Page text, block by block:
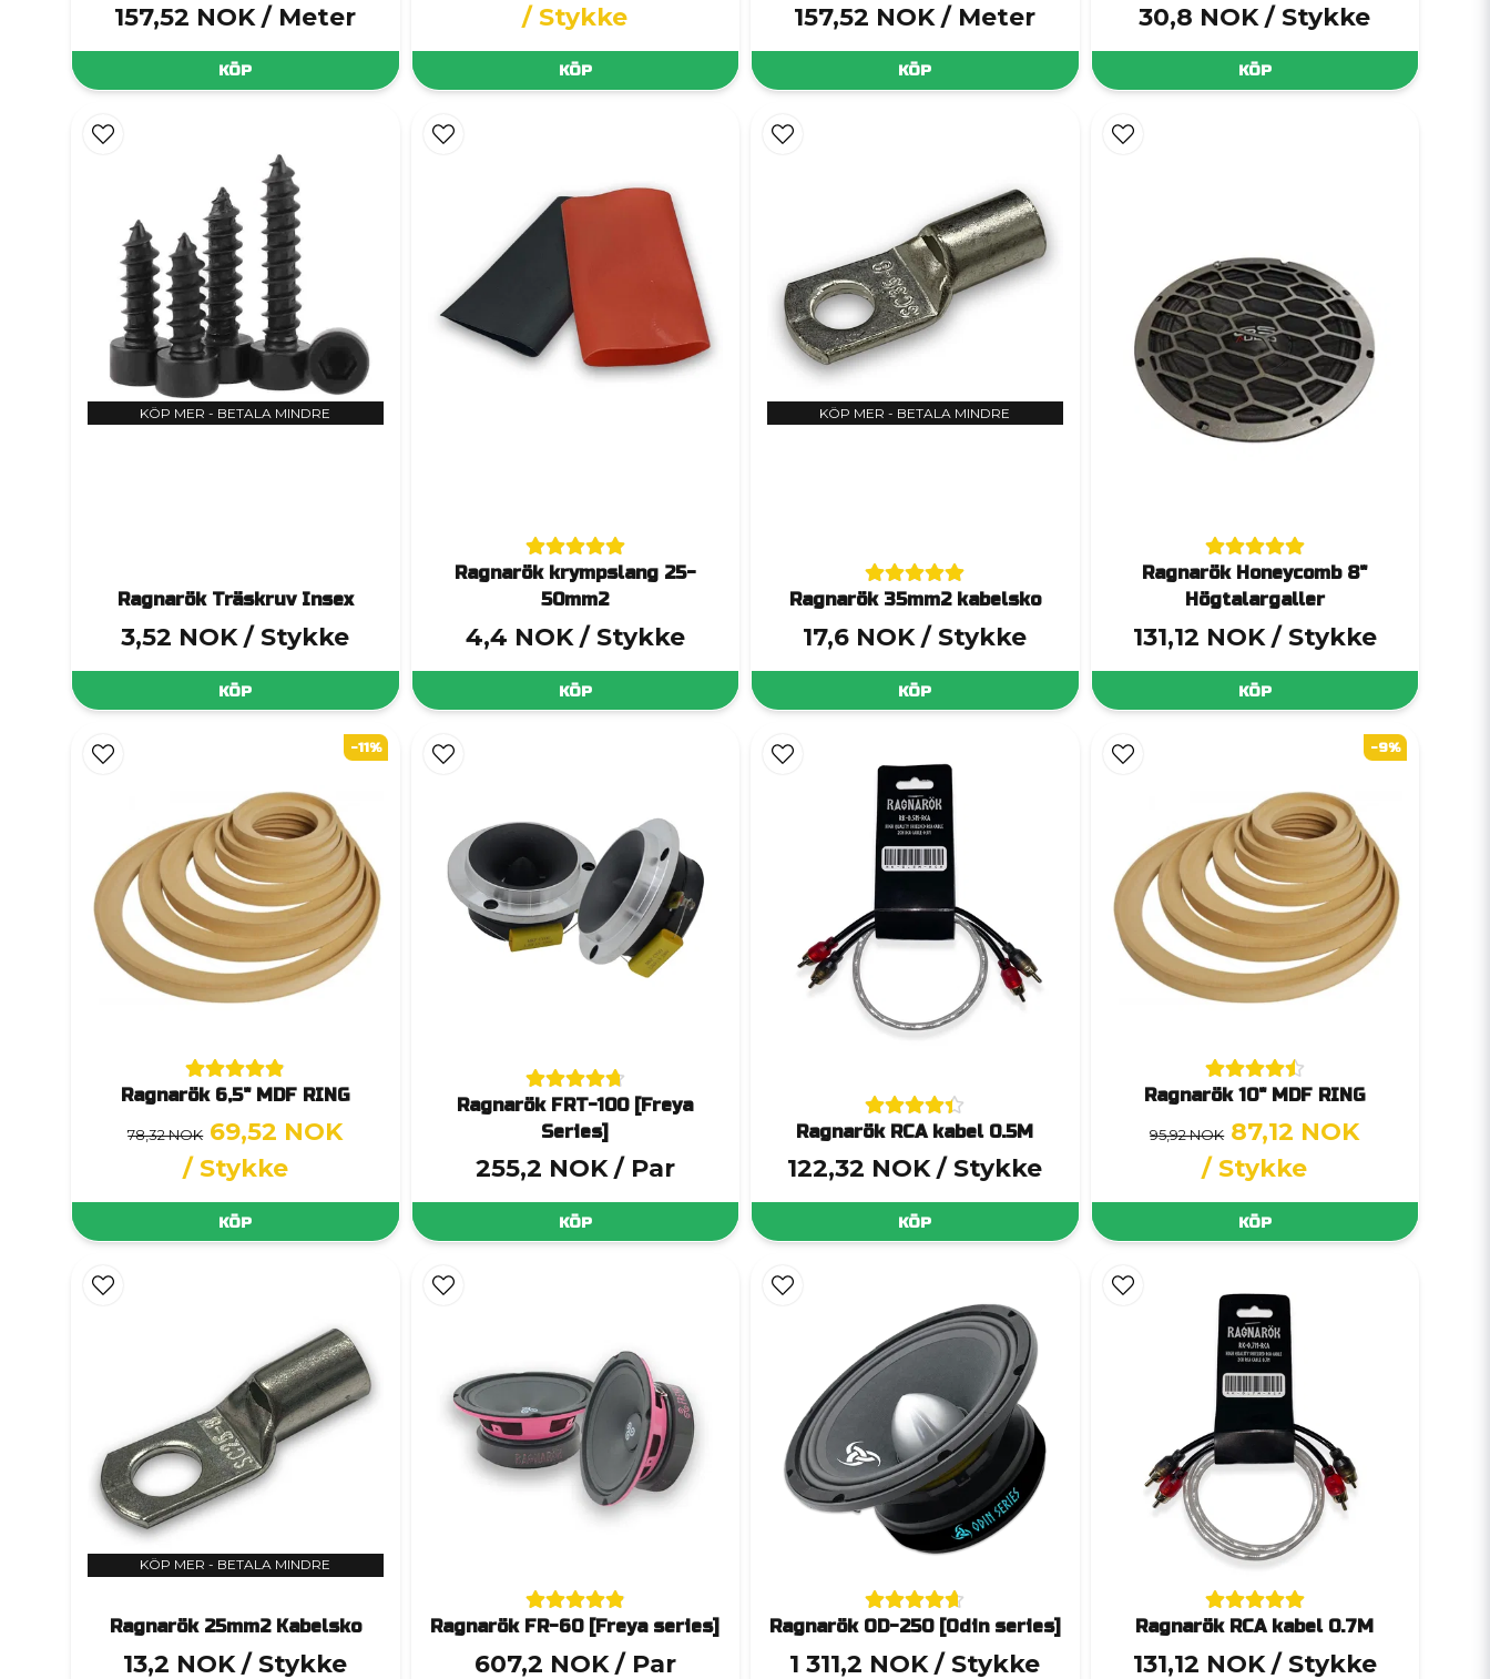
157,52 NOK / Meter
KÖP
/ Stykke
KÖP
157,52 NOK / Meter
KÖP
30,8 NOK / Stykke
KÖP
KÖP MER - BETALA MINDRE
Ragnarök Träskruv Insex
3,52 NOK / Stykke
KÖP
Ragnarök krympslang 25-
50mm2
4,4 NOK / Stykke
KÖP
KÖP MER - BETALA MINDRE
Ragnarök 35mm2 kabelsko
17,6 NOK / Stykke
KÖP
Ragnarök Honeycomb 8"
Högtalargaller
131,12 NOK / Stykke
KÖP
Ragnarök 6,5" MDF RING
78,32 NOK 69,52 NOK
/ Stykke
KÖP
-11%
Ragnarök FRT-100 [Freya
Series]
255,2 NOK / Par
KÖP
Ragnarök RCA kabel 0.5M
122,32 NOK / Stykke
KÖP
Ragnarök 10" MDF RING
95,92 NOK 87,12 NOK
/ Stykke
KÖP
-9%
KÖP MER - BETALA MINDRE
Ragnarök 25mm2 Kabelsko
13,2 NOK / Stykke
Ragnarök FR-60 [Freya series]
607,2 NOK / Par
Ragnarök OD-250 [Odin series]
1 311,2 NOK / Stykke
Ragnarök RCA kabel 0.7M
131,12 NOK / Stykke